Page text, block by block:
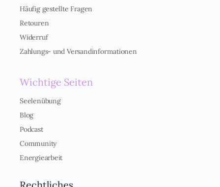
t
ä
d
n
*
Häufig gestellte Fragen
Retouren
Widerruf
Zahlungs- und Versandinformationen
Wichtige Seiten
Seelenübung
Blog
Podcast
Community
Energiearbeit